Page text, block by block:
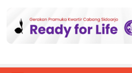
content